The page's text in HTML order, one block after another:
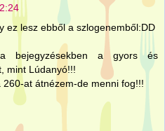
ez lesz ebből a szlogenemből:DD
bejegyzésekben a gyors és
mint Lúdanyó!!!
at átnézem-de menni fog!!!